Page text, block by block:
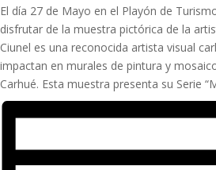
El día 27 de Mayo en el Playón de
disfrutar de la muestra pictórica de la
Ciunel es una reconocida artista visual
impactan en murales de pintura y
Carhué. Esta muestra presenta su Serie